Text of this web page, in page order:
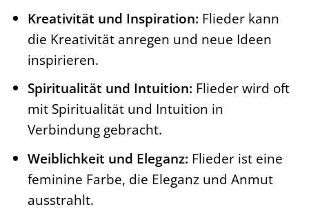
Kreativität und Inspiration: Flieder kann
die Kreativität anregen und neue Ideen
inspirieren.
Spiritualität und Intuition: Flieder wird oft
mit Spiritualität und Intuition in
Verbindung gebracht.
Weiblichkeit und Eleganz: Flieder ist eine
feminine Farbe, die Eleganz und Anmut
ausstrahlt.